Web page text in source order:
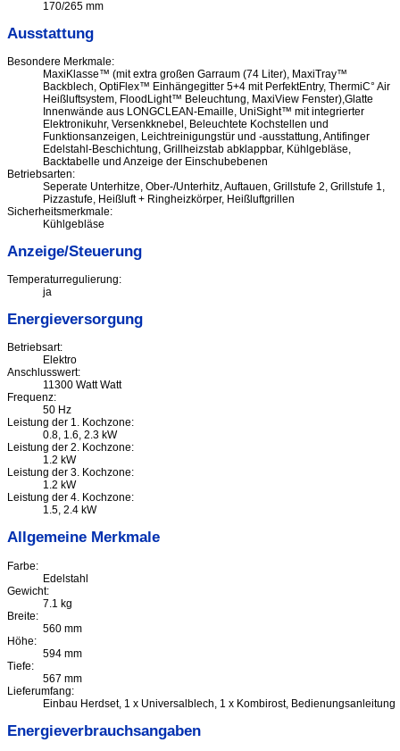
170/265 mm
Ausstattung
Besondere Merkmale:
MaxiKlasse™ (mit extra großen Garraum (74 Liter), MaxiTray™
Backblech, OptiFlex™ Einhängegitter 5+4 mit PerfektEntry, ThermiC° Air
Heißluftsystem, FloodLight™ Beleuchtung, MaxiView Fenster),Glatte
Innenwände aus LONGCLEAN-Emaille, UniSight™ mit integrierter
Elektronikuhr, Versenkknebel, Beleuchtete Kochstellen und
Funktionsanzeigen, Leichtreinigungstür und -ausstattung, Antifinger
Edelstahl-Beschichtung, Grillheizstab abklappbar, Kühlgebläse,
Backtabelle und Anzeige der Einschubebenen
Betriebsarten:
Seperate Unterhitze, Ober-/Unterhitz, Auftauen, Grillstufe 2, Grillstufe 1,
Pizzastufe, Heißluft + Ringheizkörper, Heißluftgrillen
Sicherheitsmerkmale:
Kühlgebläse
Anzeige/Steuerung
Temperaturregulierung:
ja
Energieversorgung
Betriebsart:
Elektro
Anschlusswert:
11300 Watt Watt
Frequenz:
50 Hz
Leistung der 1. Kochzone:
0.8, 1.6, 2.3 kW
Leistung der 2. Kochzone:
1.2 kW
Leistung der 3. Kochzone:
1.2 kW
Leistung der 4. Kochzone:
1.5, 2.4 kW
Allgemeine Merkmale
Farbe:
Edelstahl
Gewicht:
7.1 kg
Breite:
560 mm
Höhe:
594 mm
Tiefe:
567 mm
Lieferumfang:
Einbau Herdset, 1 x Universalblech, 1 x Kombirost, Bedienungsanleitung
Energieverbrauchsangaben